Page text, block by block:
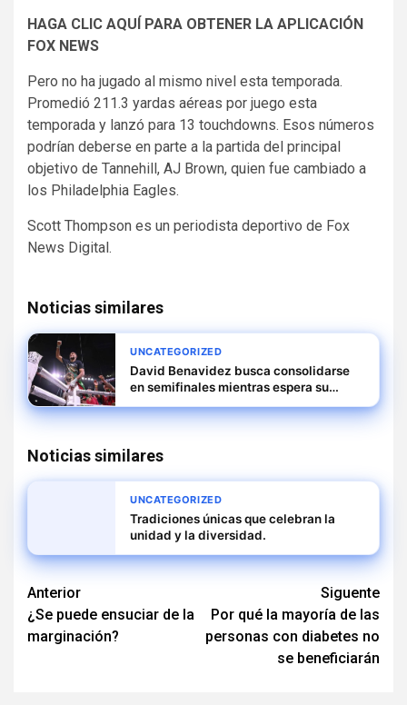
HAGA CLIC AQUÍ PARA OBTENER LA APLICACIÓN
FOX NEWS
Pero no ha jugado al mismo nivel esta temporada.
Promedió 211.3 yardas aéreas por juego esta
temporada y lanzó para 13 touchdowns. Esos números
podrían deberse en parte a la partida del principal
objetivo de Tannehill, AJ Brown, quien fue cambiado a
los Philadelphia Eagles.
Scott Thompson es un periodista deportivo de Fox
News Digital.
Noticias similares
UNCATEGORIZED
David Benavidez busca consolidarse
en semifinales mientras espera su
oportunidad como titular
Noticias similares
UNCATEGORIZED
Tradiciones únicas que celebran la
unidad y la diversidad.
Navegación
de
Anterior
¿Se puede ensuciar de la
marginación?
Siguente
Por qué la mayoría de las
personas con diabetes no
se beneficiarán